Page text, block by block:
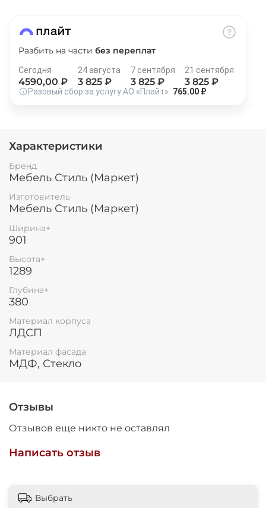
Разбить на части без переплат
Сегодня
4590,00 ₽
24 августа
3 825 ₽
7 сентября
3 825 ₽
21 сентября
3 825₽
Разовый сбор за услугу АО «Плайт» 765.00 ₽
Характеристики
Бренд
Мебель Стиль (Маркет)
Изготовитель
Мебель Стиль (Маркет)
Ширина+
901
Высота+
1289
Глубина+
380
Материал корпуса
ЛДСП
Материал фасада
МДФ, Стекло
Отзывы
Отзывов еще никто не оставлял
Написать отзыв
Выбрать
8 800 302-02-51
plait.ru